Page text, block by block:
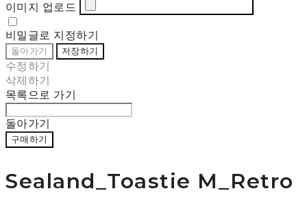
이미지 업로드
비밀글로 지정하기
돌아가기 저장하기
수정하기
삭제하기
목록으로 가기
돌아가기
구매하기
Sealand_Toastie M_Retro